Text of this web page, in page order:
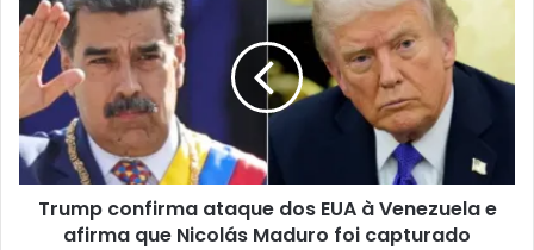
Trump confirma ataque dos EUA à Venezuela e
afirma que Nicolás Maduro foi capturado